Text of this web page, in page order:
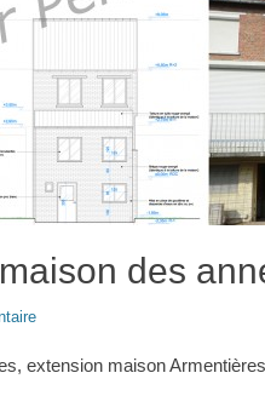
des
extension maison